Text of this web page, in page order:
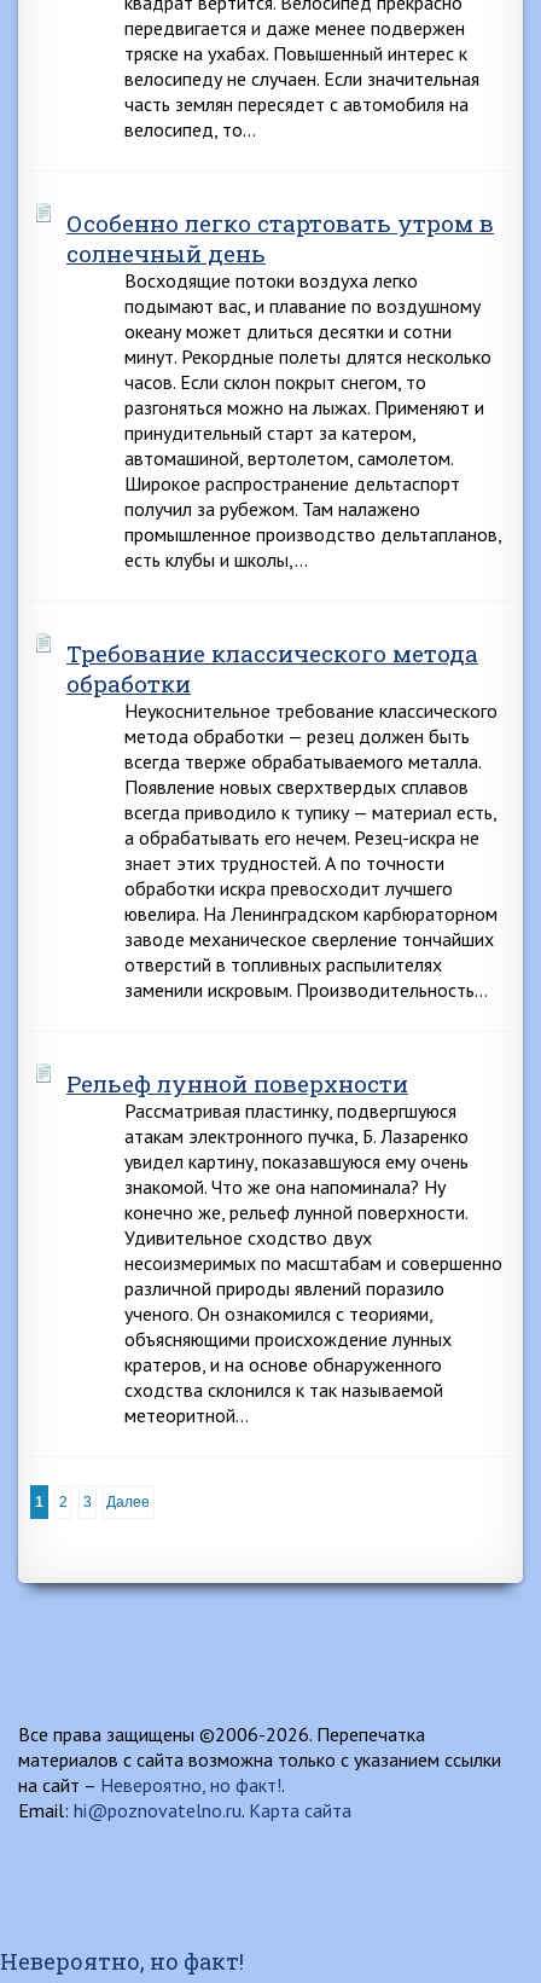
передвигается и даже менее подвержен
тряске на ухабах. Повышенный интерес к
велосипеду не случаен. Если значительная
часть землян пересядет с автомобиля на
велосипед, то…
Особенно легко стартовать утром в
солнечный день
Восходящие потоки воздуха легко
подымают вас, и плавание по воздушному
океану может длиться десятки и сотни
минут. Рекордные полеты длятся несколько
часов. Если склон покрыт снегом, то
разгоняться можно на лыжах. Применяют и
принудительный старт за катером,
автомашиной, вертолетом, самолетом.
Широкое распространение дельтаспорт
получил за рубежом. Там налажено
промышленное производство дельтапланов,
есть клубы и школы,…
Требование классического метода
обработки
Неукоснительное требование классического
метода обработки — резец должен быть
всегда тверже обрабатываемого металла.
Появление новых сверхтвердых сплавов
всегда приводило к тупику — материал есть,
а обрабатывать его нечем. Резец-искра не
знает этих трудностей. А по точности
обработки искра превосходит лучшего
ювелира. На Ленинградском карбюраторном
заводе механическое сверление тончайших
отверстий в топливных распылителях
заменили искровым. Производительность…
Рельеф лунной поверхности
Рассматривая пластинку, подвергшуюся
атакам электронного пучка, Б. Лазаренко
увидел картину, показавшуюся ему очень
знакомой. Что же она напоминала? Ну
конечно же, рельеф лунной поверхности.
Удивительное сходство двух
несоизмеримых по масштабам и совершенно
различной природы явлений поразило
ученого. Он ознакомился с теориями,
объясняющими происхождение лунных
кратеров, и на основе обнаруженного
сходства склонился к так называемой
метеоритной…
1 2 3 Далее
Все права защищены ©2006-2026. Перепечатка
материалов с сайта возможна только с указанием ссылки
на сайт – Невероятно, но факт!.
Email: hi@poznovatelno.ru. Карта сайта
Невероятно, но факт!